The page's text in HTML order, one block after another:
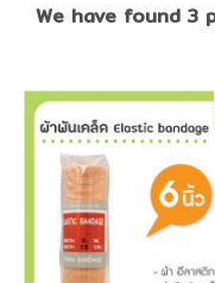
We have found 3